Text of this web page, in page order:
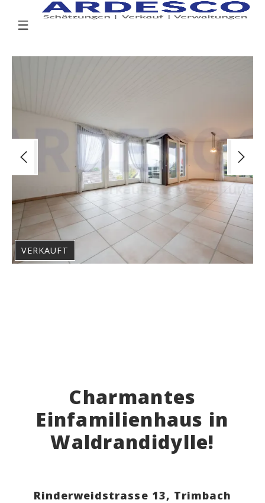
VERKAUFT
Charmantes
Einfamilienhaus in
Waldrandidylle!
Rinderweidstrasse 13, Trimbach